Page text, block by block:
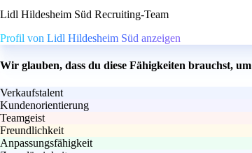
Lidl Hildesheim Süd Recruiting-Team
Profil von Lidl Hildesheim Süd anzeigen
Wir glauben, dass du diese Fähigkeiten brauchst,
Verkaufstalent
Kundenorientierung
Teamgeist
Freundlichkeit
Anpassungsfähigkeit